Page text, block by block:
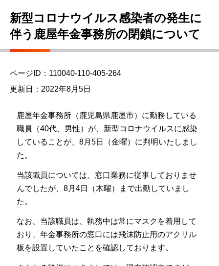
新型コロナウイルス感染者の発生に
伴う鹿屋年金事務所の閉鎖について
ページID：110040-110-405-264
更新日：2022年8月5日
鹿屋年金事務所（鹿児島県鹿屋市）に勤務している
職員（40代、男性）が、新型コロナウイルスに感染
していることが、8月5日（金曜）に判明いたしまし
た。
当該職員については、窓口業務に従事しておりませ
んでしたが、8月4日（木曜）まで出勤していまし
た。
なお、当該職員は、執務中は常にマスクを着用して
おり、年金事務所の窓口には飛沫防止用のアクリル
板を設置していたことを確認しております。